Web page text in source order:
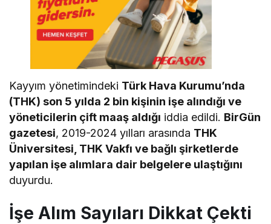
Kayyım yönetimindeki Türk Hava Kurumu’nda
(THK) son 5 yılda 2 bin kişinin işe alındığı ve
yöneticilerin çift maaş aldığı iddia edildi. BirGün
gazetesi, 2019-2024 yılları arasında THK
Üniversitesi, THK Vakfı ve bağlı şirketlerde
yapılan işe alımlara dair belgelere ulaştığını
duyurdu.
İşe Alım Sayıları Dikkat Çekti